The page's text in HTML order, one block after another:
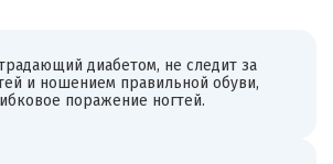
диабетом, не следит за
и ношением правильной обуви,
поражение ногтей.